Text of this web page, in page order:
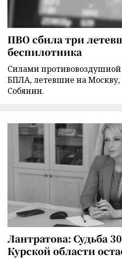
ПВО сбила три
беспилотника
Силами
БПЛА, летевшие на
Собянин.
Лантратова: Судьба
Курской области